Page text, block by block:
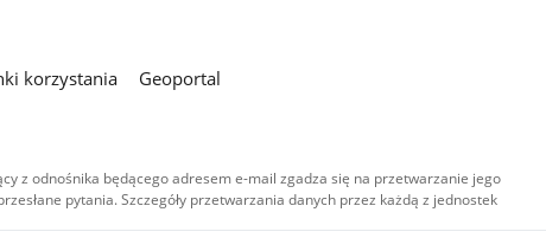
korzystania
Geoportal
z odnośnika będącego adresem e-mail zgadza się na przetwarzanie jego
pytania. Szczegóły przetwarzania danych przez każdą z jednostek